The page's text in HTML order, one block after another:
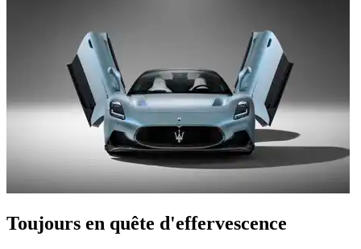
Toujours en quête d'effervescence